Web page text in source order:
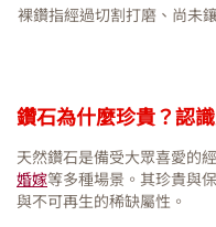
裸鑽指經過切割打磨、尚未
鑽石為什麼珍貴？認
天然鑽石是備受大眾喜愛的
婚嫁等多種場景。其珍貴與
與不可再生的稀缺屬性。